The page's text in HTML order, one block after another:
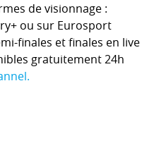
de visionnage :
ou sur Eurosport
finales et finales en live
gratuitement 24h